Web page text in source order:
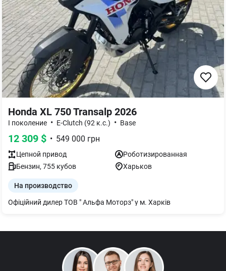
Honda XL 750 Transalp 2026
I поколение • E-Clutch (92 к.с.) • Base
12 309 $ • 549 000 грн
Цепной привод
Роботизированная
Бензин, 755 кубов Харьков
На производство
Офіційний дилер ТОВ " Альфа Моторз" у м. Харків